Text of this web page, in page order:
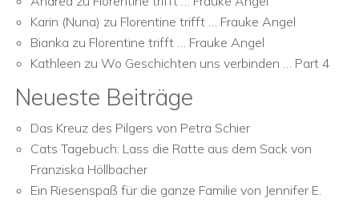
Karin (Nuna) zu Florentine trifft … Frauke Angel
Bianka zu Florentine trifft … Frauke Angel
Kathleen zu Wo Geschichten uns verbinden … Part 4
Neueste Beiträge
Das Kreuz des Pilgers von Petra Schier
Cats Tagebuch: Lass die Ratte aus dem Sack von
Franziska Höllbacher
Ein Riesenspaß für die ganze Familie von Jennifer E.